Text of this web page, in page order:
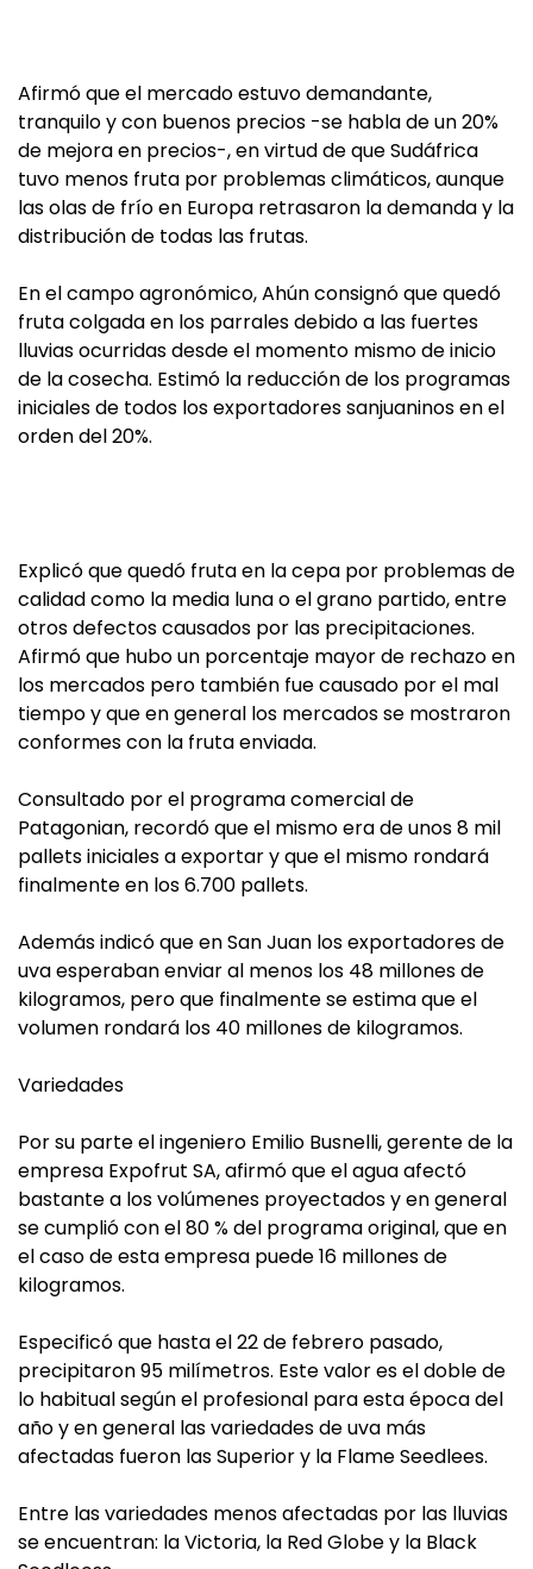
Afirmó que el mercado estuvo demandante,
tranquilo y con buenos precios -se habla de un 20%
de mejora en precios-, en virtud de que Sudáfrica
tuvo menos fruta por problemas climáticos, aunque
las olas de frío en Europa retrasaron la demanda y la
distribución de todas las frutas.
En el campo agronómico, Ahún consignó que quedó
fruta colgada en los parrales debido a las fuertes
lluvias ocurridas desde el momento mismo de inicio
de la cosecha. Estimó la reducción de los programas
iniciales de todos los exportadores sanjuaninos en el
orden del 20%.
Explicó que quedó fruta en la cepa por problemas de
calidad como la media luna o el grano partido, entre
otros defectos causados por las precipitaciones.
Afirmó que hubo un porcentaje mayor de rechazo en
los mercados pero también fue causado por el mal
tiempo y que en general los mercados se mostraron
conformes con la fruta enviada.
Consultado por el programa comercial de
Patagonian, recordó que el mismo era de unos 8 mil
pallets iniciales a exportar y que el mismo rondará
finalmente en los 6.700 pallets.
Además indicó que en San Juan los exportadores de
uva esperaban enviar al menos los 48 millones de
kilogramos, pero que finalmente se estima que el
volumen rondará los 40 millones de kilogramos.
Variedades
Por su parte el ingeniero Emilio Busnelli, gerente de la
empresa Expofrut SA, afirmó que el agua afectó
bastante a los volúmenes proyectados y en general
se cumplió con el 80 % del programa original, que en
el caso de esta empresa puede 16 millones de
kilogramos.
Especificó que hasta el 22 de febrero pasado,
precipitaron 95 milímetros. Este valor es el doble de
lo habitual según el profesional para esta época del
año y en general las variedades de uva más
afectadas fueron las Superior y la Flame Seedlees.
Entre las variedades menos afectadas por las lluvias
se encuentran: la Victoria, la Red Globe y la Black